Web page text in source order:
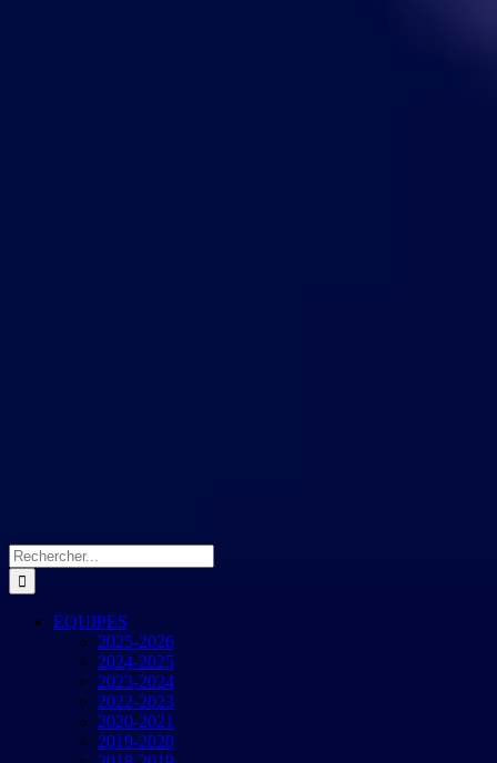
Rechercher:
EQUIPES
2025-2026
2024-2025
2023-2024
2022-2023
2020-2021
2019-2020